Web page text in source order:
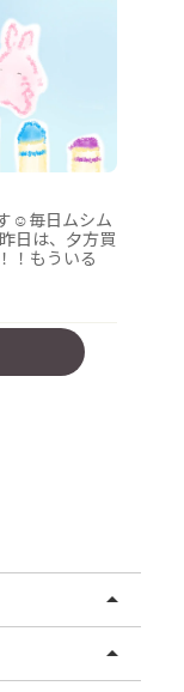
☺毎日ムシム
日は、夕方買
！もういる
arrow_drop_up
arrow_drop_up